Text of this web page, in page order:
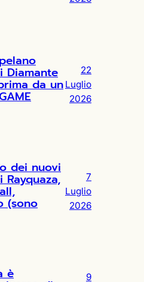
Diamante
da un
22
Luglio
2026
dei nuovi
Rayquaza,
(sono
7
Luglio
2026
è
9